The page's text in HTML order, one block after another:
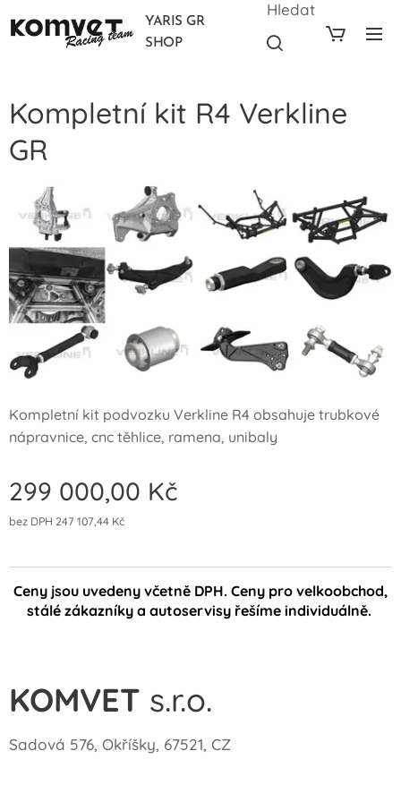
YARIS GR
SHOP
Hledat
Kompletní kit R4 Verkline
GR
Kompletní kit podvozku Verkline R4 obsahuje trubkové
nápravnice, cnc těhlice, ramena, unibaly
299 000,00 Kč
bez DPH 247 107,44 Kč
Ceny jsou uvedeny včetně DPH. Ceny pro velkoobchod,
stálé zákazníky a autoservisy řešíme individuálně.
KOMVET s.r.o.
Sadová 576, Okříšky, 67521, CZ